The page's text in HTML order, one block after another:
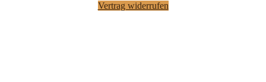
Vertrag widerrufen